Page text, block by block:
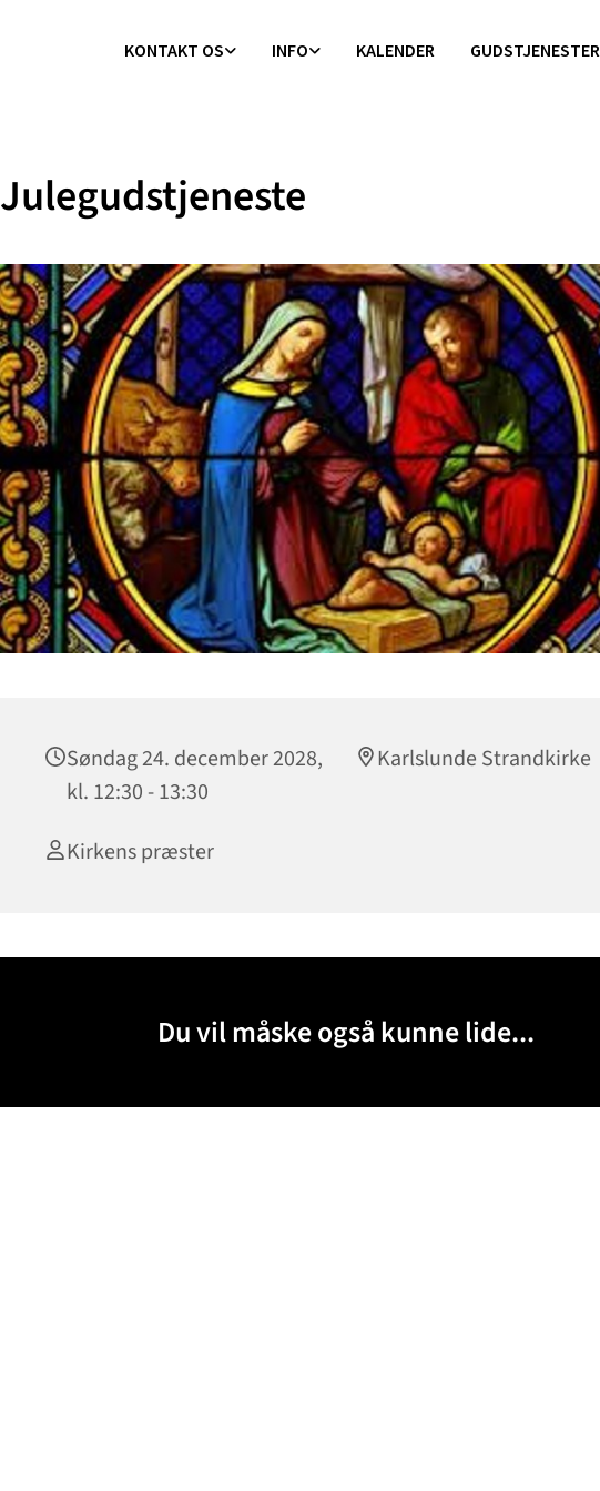
KONTAKT OS INFO KALENDER GUDSTJENESTER
Julegudstjeneste
Søndag 24. december 2028,
kl. 12:30 - 13:30
Karlslunde Strandkirke
Kirkens præster
Du vil måske også kunne lide...